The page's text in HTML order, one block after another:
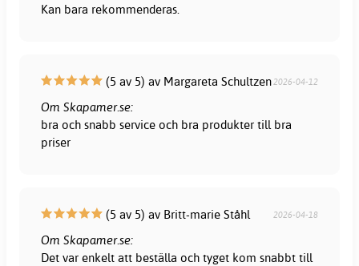
Kan bara rekommenderas.
(5 av 5) av Margareta Schultzen2026-04-12
Om Skapamer.se:
bra och snabb service och bra produkter till bra
priser
(5 av 5) av Britt-marie Ståhl 2026-04-18
Om Skapamer.se:
Det var enkelt att beställa och tyget kom snabbt till